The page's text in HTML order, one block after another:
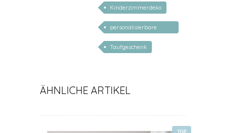
Kinderzimmerdeko
personalisierbare
geschenke zur geburt
Taufgeschenk
ÄHNLICHE ARTIKEL